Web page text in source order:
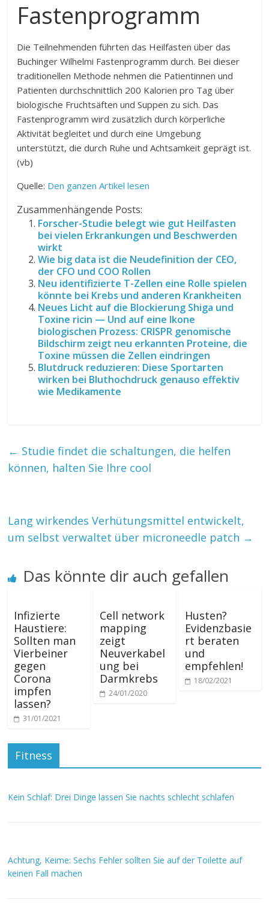
Fastenprogramm
Die Teilnehmenden führten das Heilfasten über das
Buchinger Wilhelmi Fastenprogramm durch. Bei dieser
traditionellen Methode nehmen die Patientinnen und
Patienten durchschnittlich 200 Kalorien pro Tag über
biologische Fruchtsäften und Suppen zu sich. Das
Fastenprogramm wird zusätzlich durch körperliche
Aktivität begleitet und durch eine Umgebung
unterstützt, die durch Ruhe und Achtsamkeit geprägt ist.
(vb)
Quelle: Den ganzen Artikel lesen
Zusammenhängende Posts:
Forscher-Studie belegt wie gut Heilfasten
bei vielen Erkrankungen und Beschwerden
wirkt
Wie big data ist die Neudefinition der CEO,
der CFO und COO Rollen
Neu identifizierte T-Zellen eine Rolle spielen
könnte bei Krebs und anderen Krankheiten
Neues Licht auf die Blockierung Shiga und
Toxine ricin — Und auf eine Ikone
biologischen Prozess: CRISPR genomische
Bildschirm zeigt neu erkannten Proteine, die
Toxine müssen die Zellen eindringen
Blutdruck reduzieren: Diese Sportarten
wirken bei Bluthochdruck genauso effektiv
wie Medikamente
← Studie findet die schaltungen, die helfen
können, halten Sie Ihre cool
Lang wirkendes Verhütungsmittel entwickelt,
um selbst verwaltet über microneedle patch →
Das könnte dir auch gefallen
Infizierte
Haustiere:
Sollten man
Vierbeiner
gegen
Corona
impfen
lassen?
31/01/2021
Cell network
mapping
zeigt
Neuverkabel
ung bei
Darmkrebs
24/01/2020
Husten?
Evidenzbasie
rt beraten
und
empfehlen!
18/02/2021
Fitness
Kein Schlaf: Drei Dinge lassen Sie nachts schlecht schlafen
Achtung, Keime: Sechs Fehler sollten Sie auf der Toilette auf
keinen Fall machen